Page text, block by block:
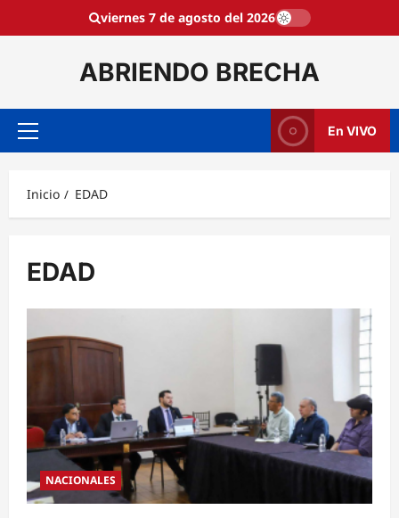
viernes 7 de agosto del 2026
ABRIENDO BRECHA
Menú
En VIVO
Inicio EDAD
EDAD
NACIONALES